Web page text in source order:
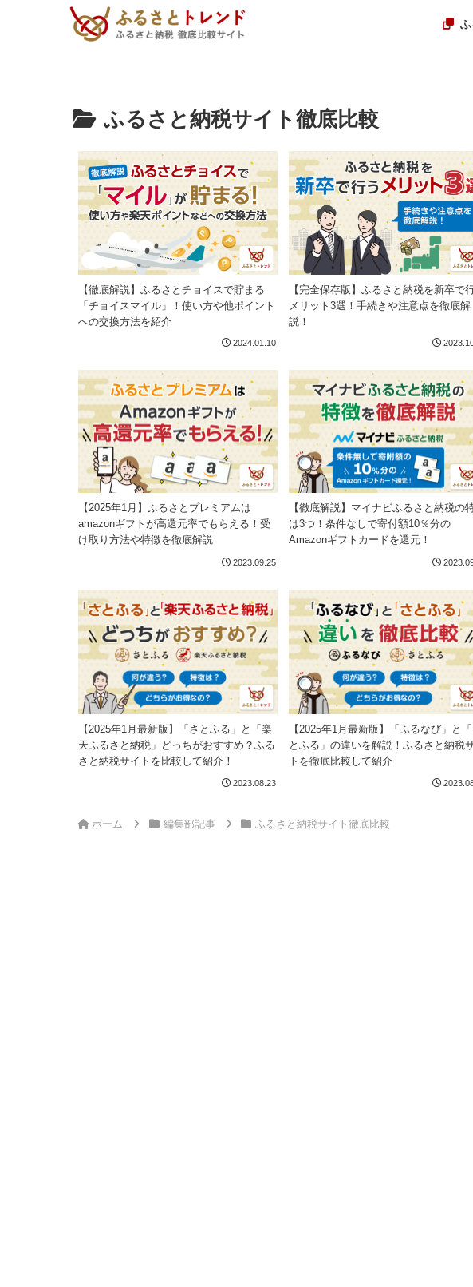
ふるさと納税サイト徹底比較
【徹底解説】ふるさとチョイスで貯まる
「チョイスマイル」！使い方や他ポイント
への交換方法を紹介
2024.01.10
【完全保存版】ふるさと納税を新卒で
メリット3選！手続きや注意点を徹底解
説！
【2025年1月】ふるさとプレミアムは
amazonギフトが高還元率でもらえる！受
け取り方法や特徴を徹底解説
2023.09.25
【徹底解説】マイナビふるさと納税の
は3つ！条件なしで寄付額10％分の
Amazonギフトカードを還元！
【2025年1月最新版】「さとふる」と「楽
天ふるさと納税」どっちがおすすめ？ふる
さと納税サイトを比較して紹介！
2023.08.23
【2025年1月最新版】「ふるなび」と「
とふる」の違いを解説！ふるさと納税
トを徹底比較して紹介
ホーム 編集部記事 ふるさと納税サイト徹底比較